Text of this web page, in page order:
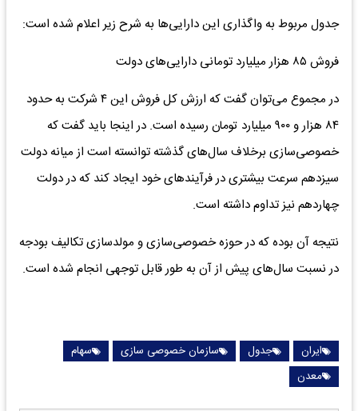
جدول مربوط به واگذاری این دارایی‌ها به شرح زیر اعلام شده است:
فروش ۸۵ هزار میلیارد تومانی دارایی‌های دولت
در مجموع می‌توان گفت که ارزش کل فروش این ۴ شرکت به حدود
۸۴ هزار و ۹۰۰ میلیارد تومان رسیده است. در اینجا باید گفت که
خصوصی‌سازی برخلاف سال‌های گذشته توانسته است از میانه دولت
سیزدهم سرعت بیشتری در فرآیندهای خود ایجاد کند که در دولت
چهاردهم نیز تداوم داشته است.
نتیجه آن بوده که در حوزه خصوصی‌سازی و مولدسازی تکالیف بودجه
در نسبت سال‌های پیش از آن به طور قابل توجهی انجام شده است.
ایران جدول سازمان خصوصی سازی
سهام
معدن